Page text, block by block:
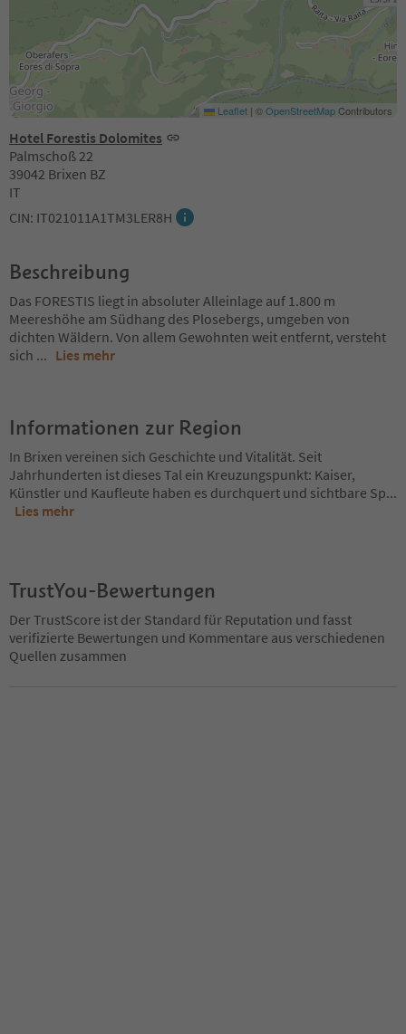
Hotel Forestis Dolomites
Palmschoß 22
39042 Brixen BZ
IT
CIN: IT021011A1TM3LER8H
Leaflet | ©OpenStreetMapContributors
Beschreibung
Das FORESTIS liegt in absoluter Alleinlage auf 1.800 m
Meereshöhe am Südhang des Plosebergs, umgeben von
dichten Wäldern. Von allem Gewohnten weit entfernt, versteht
sich ... Lies mehr
Informationen zur Region
In Brixen vereinen sich Geschichte und Vitalität. Seit
Jahrhunderten ist dieses Tal ein Kreuzungspunkt: Kaiser,
Künstler und Kaufleute haben es durchquert und sichtbare Sp...
Lies mehr
TrustYou-Bewertungen
Der TrustScore ist der Standard für Reputation und fasst
verifizierte Bewertungen und Kommentare aus verschiedenen
Quellen zusammen